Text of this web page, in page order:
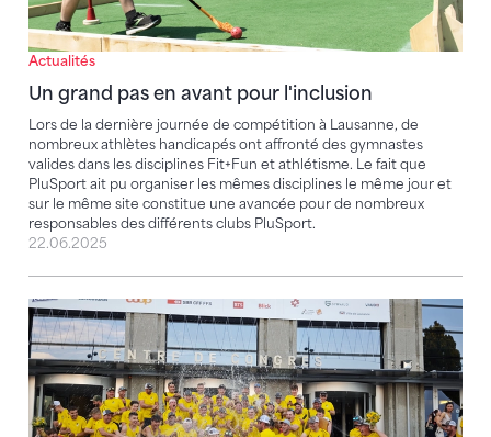
Actualités
Un grand pas en avant pour l'inclusion
Lors de la dernière journée de compétition à Lausanne, de
nombreux athlètes handicapés ont affronté des gymnastes
valides dans les disciplines Fit+Fun et athlétisme. Le fait que
PluSport ait pu organiser les mêmes disciplines le même jour et
sur le même site constitue une avancée pour de nombreux
responsables des différents clubs PluSport.
22.06.2025
La couronne de la fête de gymnastique revient à la